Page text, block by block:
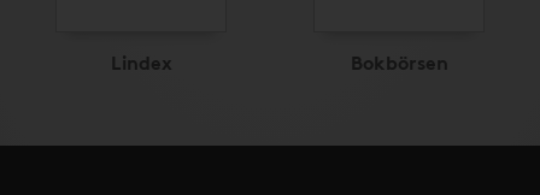
Lindex Bokbörsen